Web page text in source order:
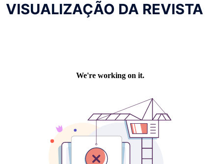
VISUALIZAÇÃO DA REVISTA